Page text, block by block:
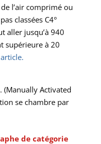
l’air comprimé ou
classées C4°
aller jusqu’à 940
supérieure à 20
article.
(Manually Activated
se chambre par
de catégorie